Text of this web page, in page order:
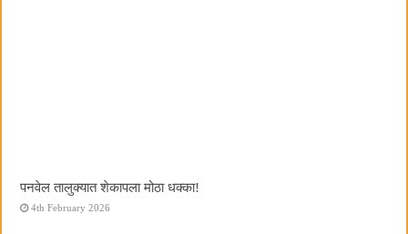
पनवेल तालुक्यात शेकापला मोठा धक्का!
4th February 2026